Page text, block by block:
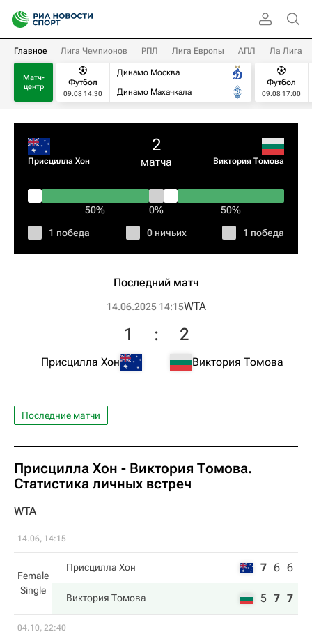
Главное Лига Чемпионов РПЛ Лига Европы АПЛ Ла Лига
Матч-
центр
Футбол
09.08 14:30
Динамо Москва
Динамо Махачкала
Футбол
09.08 17:00
Присцилла Хон
2
матча Виктория Томова
50% 0% 50%
1 победа 0 ничьих 1 победа
Последний матч
14.06.2025 14:15WTA
Присцилла Хон
1 : 2
Виктория Томова
Последние матчи
Присцилла Хон - Виктория Томова.
Статистика личных встреч
WTA
14.06, 14:15
Female
Single
Присцилла Хон 7 6 6
Виктория Томова 5 7 7
04.10, 22:40